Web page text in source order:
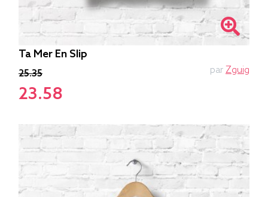
Ta Mer En Slip
25.35
23.58
par Zguig